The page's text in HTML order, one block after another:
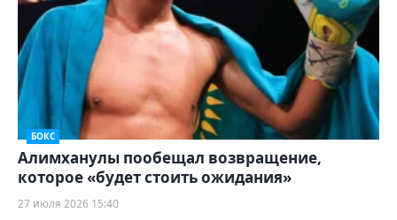
БОКС
Алимханулы пообещал возвращение,
которое «будет стоить ожидания»
27 июля 2026 15:40